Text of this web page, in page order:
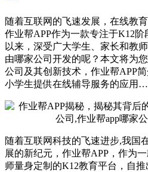
随着互联网的飞速发展，在线教
作业帮APP作为一款专注于K12
以来，深受广大学生、家长和教
由哪家公司开发的呢？本文将为
公司及其创新技术，作业帮APP
小学生提供在线辅导服务的应用
随着互联网科技的飞速进步,我国
展的新纪元，作业帮APP，作为
师量身定制的K12教育平台，自